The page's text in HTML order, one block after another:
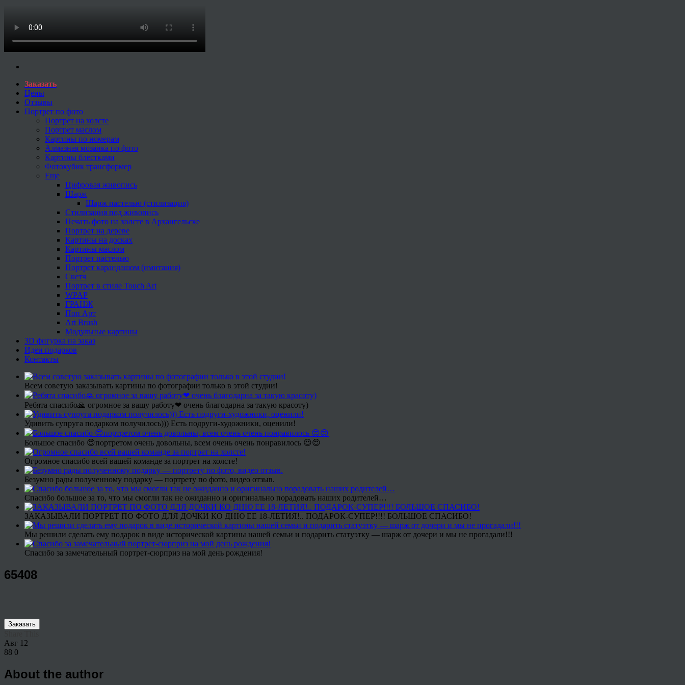
Заказать
Цены
Отзывы
Портрет по фото
Портрет на холсте
Портрет маслом
Картины по номерам
Алмазная мозаика по фото
Картины блестками
Фотокубик трансформер
Еще
Цифровая живопись
Шарж
Шарж пастелью (стилизация)
Стилизация под живопись
Печать фото на холсте в Архангельске
Портрет на дереве
Картины на досках
Картины маслом
Портрет пастелью
Портрет карандашом (имитация)
Скетч
Портрет в стиле Touch Art
WPAP
ГРАНЖ
Поп Арт
Art Brush
Модульные картины
3D фигурка на заказ
Идеи подарков
Контакты
Всем советую заказывать картины по фотографии только в этой студии!
Ребята спасибо🙏 огромное за вашу работу❤ очень благодарна за такую красоту)
Удивить супруга подарком получилось))) Есть подруги-художники, оценили!
Большое спасибо 😍портретом очень довольны, всем очень очень понравилось 😍😍
Огромное спасибо всей вашей команде за портрет на холсте!
Безумно рады полученному подарку — портрету по фото, видео отзыв.
Спасибо большое за то, что мы смогли так не ожиданно и оригинально порадовать наших родителей…
ЗАКАЗЫВАЛИ ПОРТРЕТ ПО ФОТО ДЛЯ ДОЧКИ КО ДНЮ ЕЕ 18-ЛЕТИЯ!.. ПОДАРОК-СУПЕР!!!! БОЛЬШОЕ СПАСИБО!
Мы решили сделать ему подарок в виде исторической картины нашей семьи и подарить статуэтку — шарж от дочери и мы не прогадали!!!
Спасибо за замечательный портрет-сюрприз на мой день рождения!
65408
Заказать
Авг 12
88 0
About the author